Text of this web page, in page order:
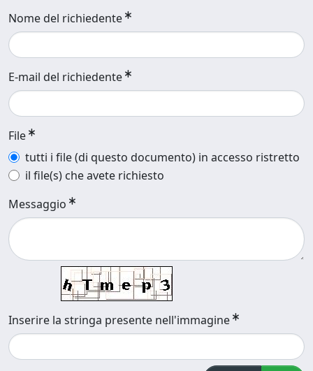
Nome del richiedente
E-mail del richiedente
File
tutti i file (di questo documento) in accesso ristretto
il file(s) che avete richiesto
Messaggio
Inserire la stringa presente nell'immagine